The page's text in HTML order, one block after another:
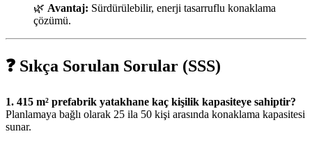
🌿 Avantaj: Sürdürülebilir, enerji tasarruflu konaklama
çözümü.
❓ Sıkça Sorulan Sorular (SSS)
1. 415 m² prefabrik yatakhane kaç kişilik kapasiteye sahiptir?
Planlamaya bağlı olarak 25 ila 50 kişi arasında konaklama kapasitesi
sunar.